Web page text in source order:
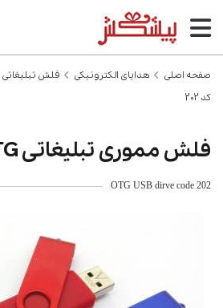
صفحه اصلی هدایای الکترونیکی فلش تبلیغاتی
کد 202
فلش مموری تبلیغاتی OTG کد 202
OTG USB dirve code 202